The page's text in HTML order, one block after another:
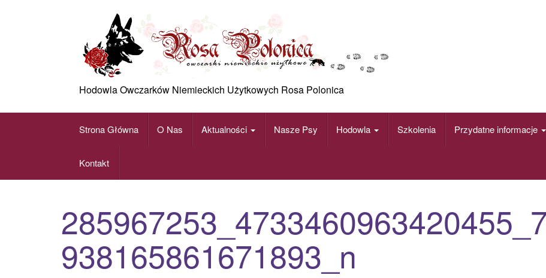
Hodowla Owczarków Niemieckich Użytkowych Rosa Polonica
Strona Główna O Nas Aktualności Nasze Psy Hodowla Szkolenia Przydatne informacje
Kontakt
938165861671893_n